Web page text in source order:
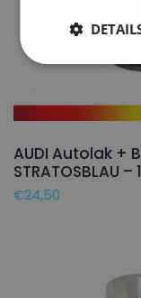
AUDI Autolak +
STRATOSBLAU –
€24,50